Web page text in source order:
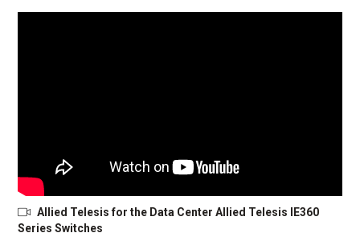
Allied Telesis for the Data Center Allied Telesis IE360
Series Switches